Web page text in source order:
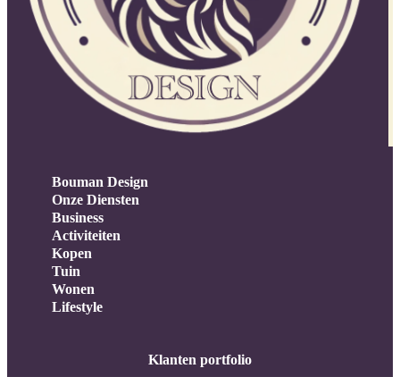
Bouman Design
Onze Diensten
Business
Activiteiten
Kopen
Tuin
Wonen
Lifestyle
Klanten portfolio